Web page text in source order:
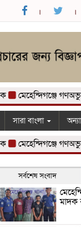
সারা বাংলা
সর্বশেষ সংবাদ
মাদক